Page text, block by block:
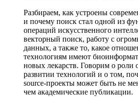
Разбираем, как устроены
и почему поиск стал одной из
операций искусственного
векторный поиск, работу с
данных, а также то, какое
технологиям имеют
новых лекарств. Говорим о роли
развитии технологий и о том,
source-проекты может быть не
чем академические публикации.